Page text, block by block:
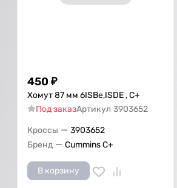
450 ₽
Хомут 87 мм 6ISBe,ISDE , С+
Под заказАртикул 3903652
Кроссы — 3903652
Бренд — Cummins C+
В корзину